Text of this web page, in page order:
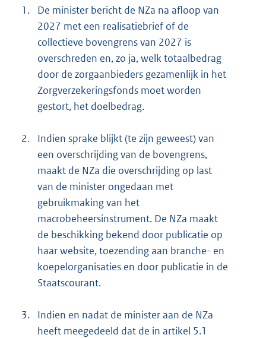
1.
De minister bericht de NZa na afloop van
2027 met een realisatiebrief of de
collectieve bovengrens van 2027 is
overschreden en, zo ja, welk totaalbedrag
door de zorgaanbieders gezamenlijk in het
Zorgverzekeringsfonds moet worden
gestort, het doelbedrag.
2.
Indien sprake blijkt (te zijn geweest) van
een overschrijding van de bovengrens,
maakt de NZa die overschrijding op last
van de minister ongedaan met
gebruikmaking van het
macrobeheersinstrument. De NZa maakt
de beschikking bekend door publicatie op
haar website, toezending aan branche- en
koepelorganisaties en door publicatie in de
Staatscourant.
3.
Indien en nadat de minister aan de NZa
heeft meegedeeld dat de in artikel 5.1